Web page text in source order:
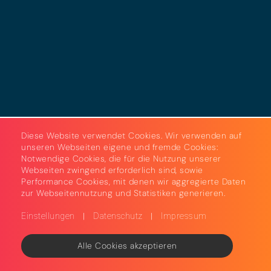
Diese Website verwendet Cookies. Wir verwenden auf
unseren Webseiten eigene und fremde Cookies:
Notwendige Cookies, die für die Nutzung unserer
Webseiten zwingend erforderlich sind, sowie
Performance Cookies, mit denen wir aggregierte Daten
zur Webseitennutzung und Statistiken generieren.
Einstellungen | Datenschutz | Impressum
Alle Cookies akzeptieren